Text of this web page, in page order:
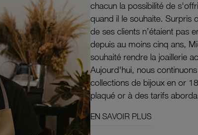
chacun la possibilité de
quand il le souhaite. Surpris
de ses clients n’étaient pas
depuis au moins cinq ans,
souhaité rendre la joaillerie
Aujourd'hui, nous
collections de bijoux en or
plaqué or à des tarifs
EN SAVOIR PLUS